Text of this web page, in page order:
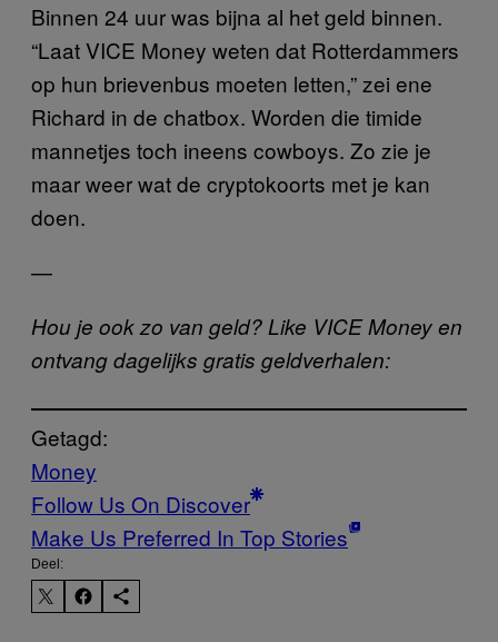
Binnen 24 uur was bijna al het geld binnen.
“Laat VICE Money weten dat Rotterdammers
op hun brievenbus moeten letten,” zei ene
Richard in de chatbox. Worden die timide
mannetjes toch ineens cowboys. Zo zie je
maar weer wat de cryptokoorts met je kan
doen.
—
Hou je ook zo van geld? Like VICE Money en
ontvang dagelijks gratis geldverhalen:
Getagd:
Money
Follow Us On Discover
Make Us Preferred In Top Stories
Deel: